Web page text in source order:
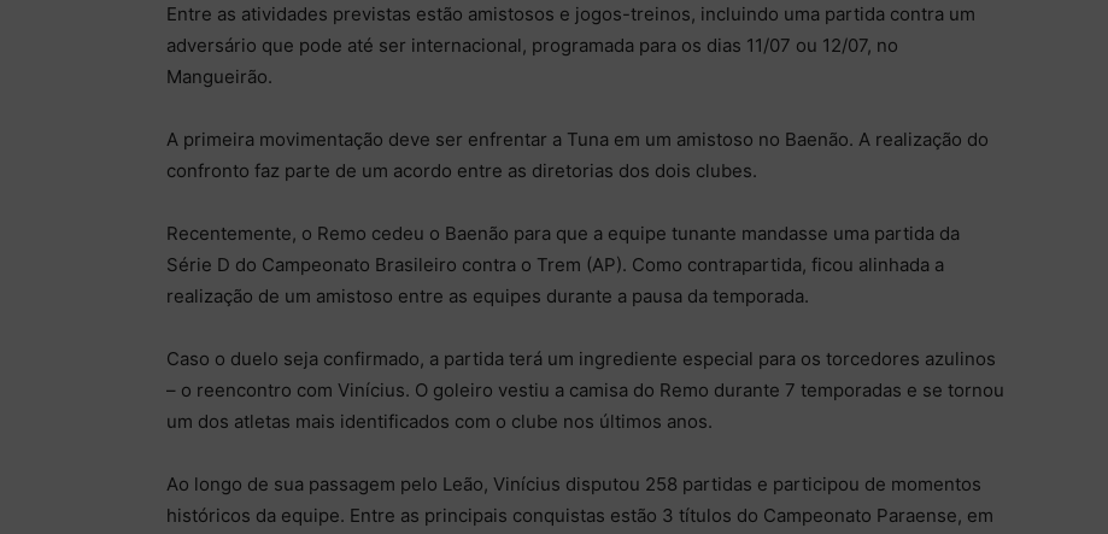
Entre as atividades previstas estão amistosos e jogos-treinos, incluindo uma partida contra um
adversário que pode até ser internacional, programada para os dias 11/07 ou 12/07, no
Mangueirão.
A primeira movimentação deve ser enfrentar a Tuna em um amistoso no Baenão. A realização do
confronto faz parte de um acordo entre as diretorias dos dois clubes.
Recentemente, o Remo cedeu o Baenão para que a equipe tunante mandasse uma partida da
Série D do Campeonato Brasileiro contra o Trem (AP). Como contrapartida, ficou alinhada a
realização de um amistoso entre as equipes durante a pausa da temporada.
Caso o duelo seja confirmado, a partida terá um ingrediente especial para os torcedores azulinos
– o reencontro com Vinícius. O goleiro vestiu a camisa do Remo durante 7 temporadas e se tornou
um dos atletas mais identificados com o clube nos últimos anos.
Ao longo de sua passagem pelo Leão, Vinícius disputou 258 partidas e participou de momentos
históricos da equipe. Entre as principais conquistas estão 3 títulos do Campeonato Paraense, em